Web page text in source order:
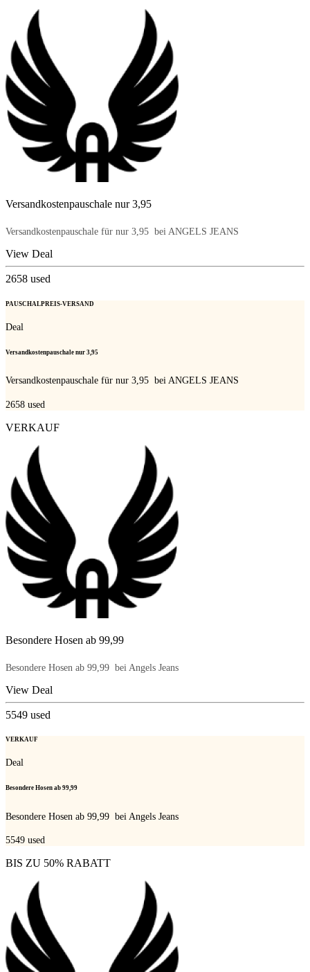
Versandkostenpauschale nur 3,95 
Versandkostenpauschale für nur 3,95  bei ANGELS JEANS
View Deal
2658 used
PAUSCHALPREIS-VERSAND
Deal
Versandkostenpauschale nur 3,95 
Versandkostenpauschale für nur 3,95  bei ANGELS JEANS
2658 used
VERKAUF
Besondere Hosen ab 99,99 
Besondere Hosen ab 99,99  bei Angels Jeans
View Deal
5549 used
VERKAUF
Deal
Besondere Hosen ab 99,99 
Besondere Hosen ab 99,99  bei Angels Jeans
5549 used
BIS ZU 50% RABATT